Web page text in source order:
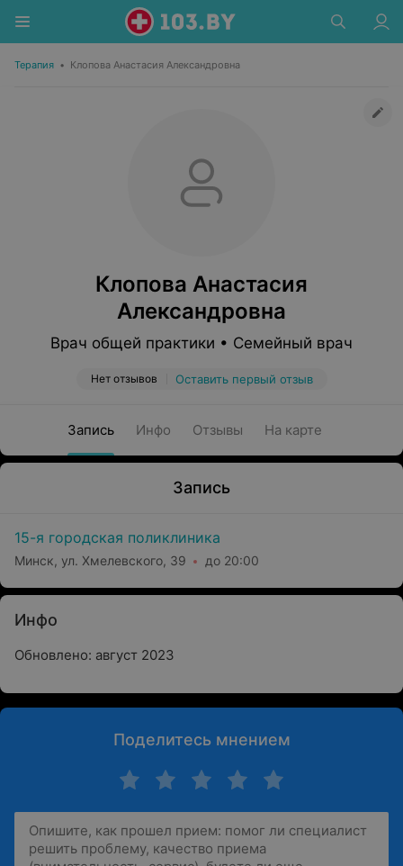
Терапия • Клопова Анастасия Александровна
Клопова Анастасия
Александровна
Врач общей практики • Семейный врач
Нет отзывов Оставить первый отзыв
Запись Инфо Отзывы На карте
Запись
15-я городская поликлиника
Минск, ул. Хмелевского, 39 до 20:00
Инфо
Обновлено: август 2023
Поделитесь мнением